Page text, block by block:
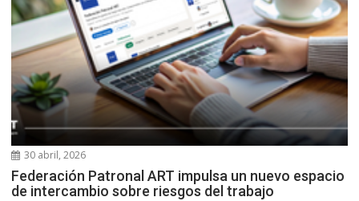
30 abril, 2026
Federación Patronal ART impulsa un nuevo espacio
de intercambio sobre riesgos del trabajo